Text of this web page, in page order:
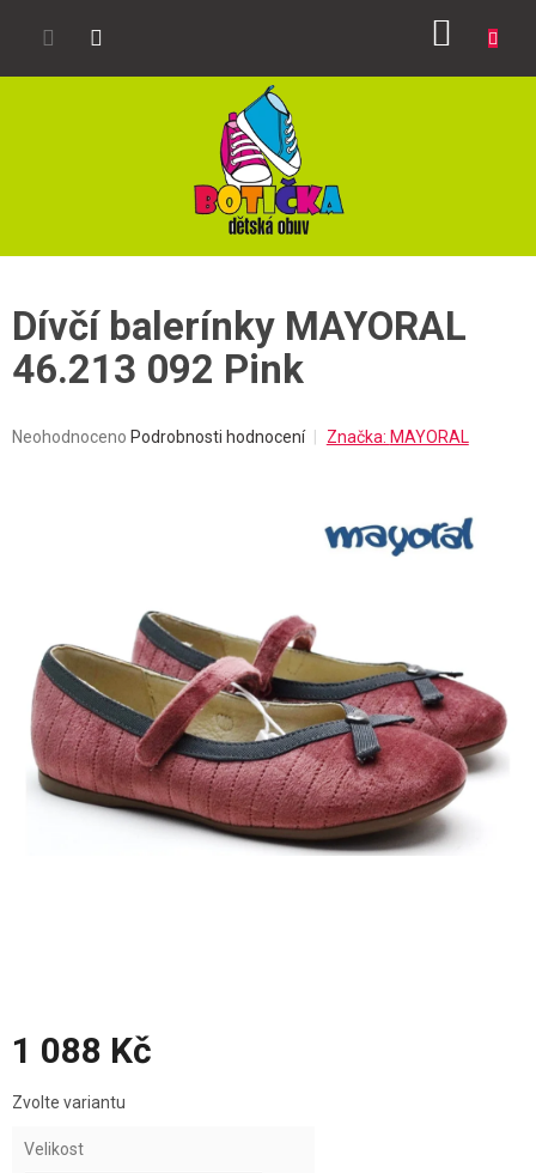
Dívčí balerínky MAYORAL
46.213 092 Pink
Průměrné
Neohodnoceno Podrobnosti hodnocení Značka: MAYORAL
1 088 Kč
cena:
Zvolte variantu
Velikost